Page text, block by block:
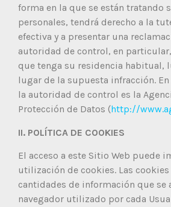
forma en la que se están tratando
personales, tendrá derecho a la
efectiva y a presentar una
autoridad de control, en
que tenga su residencia habitual,
lugar de la supuesta infracción. En
la autoridad de control es la
Protección de Datos (http://
II. POLÍTICA DE COOKIES
El acceso a este Sitio Web puede
utilización de cookies. Las
cantidades de información que se
navegador utilizado por cada